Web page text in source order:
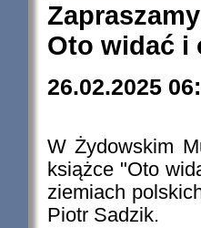
Oto widać i
26.02.2025
W Żydowskim
książce "Oto
ziemiach
Piotr Sadzik.